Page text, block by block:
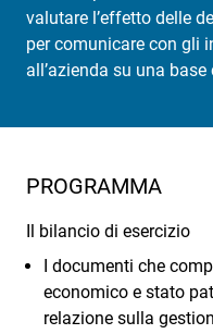
valutare l’effetto delle
per comunicare con gli
all’azienda su una base
PROGRAMMA
Il bilancio di esercizio
I documenti che
economico e stato
relazione sulla